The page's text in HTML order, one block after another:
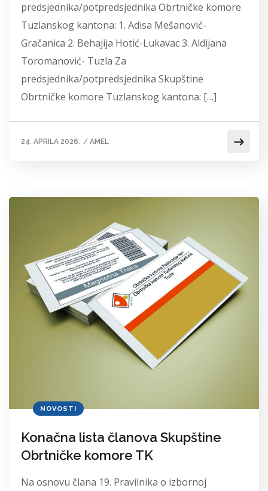
predsjednika/potpredsjednika Obrtničke komore
Tuzlanskog kantona: 1. Adisa Mešanović-
Gračanica 2. Behajija Hotić-Lukavac 3. Aldijana
Toromanović- Tuzla Za
predsjednika/potpredsjednika Skupštine
Obrtničke komore Tuzlanskog kantona: […]
24. APRILA 2026. / AMEL
NOVOSTI
Konačna lista članova Skupštine
Obrtničke komore TK
Na osnovu člana 19. Pravilnika o izbornoj